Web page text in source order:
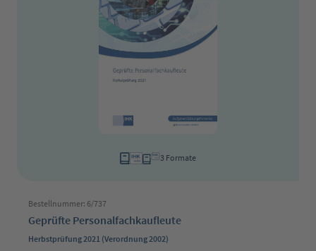
3 Formate
Bestellnummer: 6/737
Geprüfte Personalfachkaufleute
Herbstprüfung 2021 (Verordnung 2002)